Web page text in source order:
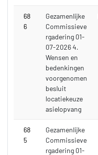
68
6
Gezamenlijke
Commissieve
rgadering 01-
07-2026 4.
Wensen en
bedenkingen
voorgenomen
besluit
locatiekeuze
asielopvang
68
5
Gezamenlijke
Commissieve
rgadering 01-